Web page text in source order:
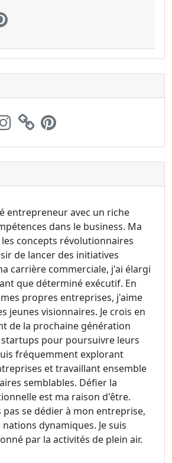
entrepreneur avec un riche
dans le business. Ma
concepts révolutionnaires
de lancer des initiatives
carrière commerciale, j'ai élargi
que déterminé exécutif. En
propres entreprises, j'aime
jeunes visionnaires. Je crois en
de la prochaine génération
pour poursuivre leurs
fréquemment explorant
et travaillant ensemble
semblables. Défier la
est ma raison d'être.
pas se dédier à mon entreprise,
dynamiques. Je suis
par la activités de plein air.